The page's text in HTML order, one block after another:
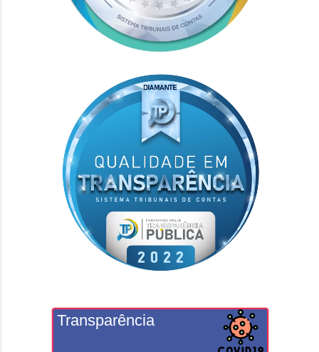
Transparência